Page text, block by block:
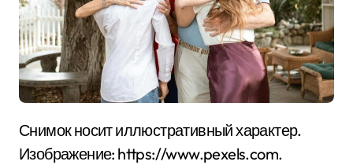
Снимок носит иллюстративный характер.
Изображение: https://www.pexels.com.